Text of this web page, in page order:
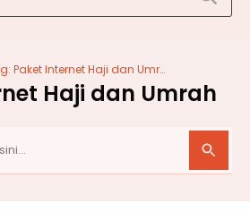
Tag: Paket Internet Haji dan Umrah
Haji dan Umrah